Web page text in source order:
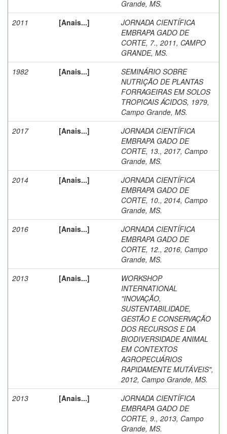
Grande, MS.
2011
[Anais...]
JORNADA CIENTÍFICA
EMBRAPA GADO DE
CORTE, 7., 2011, CAMPO
GRANDE, MS.
1982
[Anais...]
SEMINÁRIO SOBRE
NUTRIÇÃO DE PLANTAS
FORRAGEIRAS EM SOLOS
TROPICAIS ÁCIDOS, 1979,
Campo Grande, MS.
2017
[Anais...]
JORNADA CIENTÍFICA
EMBRAPA GADO DE
CORTE, 13., 2017, Campo
Grande, MS.
2014
[Anais...]
JORNADA CIENTÍFICA
EMBRAPA GADO DE
CORTE, 10., 2014, Campo
Grande, MS.
2016
[Anais...]
JORNADA CIENTÍFICA
EMBRAPA GADO DE
CORTE, 12., 2016, Campo
Grande, MS.
2013
[Anais...]
WORKSHOP
INTERNATIONAL
"INOVAÇÃO,
SUSTENTABILIDADE,
GESTÃO E CONSERVAÇÃO
DOS RECURSOS E DA
BIODIVERSIDADE ANIMAL
EM CONTEXTOS
AGROPECUÁRIOS
RAPIDAMENTE MUTÁVEIS",
2012, Campo Grande, MS.
2013
[Anais...]
JORNADA CIENTÍFICA
EMBRAPA GADO DE
CORTE, 9., 2013, Campo
Grande, MS.